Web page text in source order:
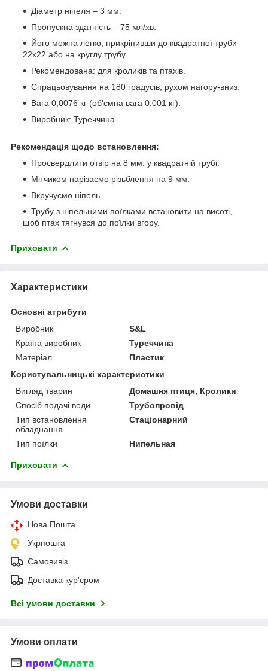
Діаметр ніпеля – 3 мм.
Пропускна здатність – 75 мл/хв.
Його можна легко, прикріпивши до квадратної труби
22х22 або на круглу трубу.
Рекомендована: для кроликів та птахів.
Спрацьовування на 180 градусів, рухом нагору-вниз.
Вага 0,0076 кг (об'ємна вага 0,001 кг).
Виробник: Туреччина.
Рекомендація щодо встановлення:
Просвердлити отвір на 8 мм. у квадратній трубі.
Мітчиком нарізаємо різьблення на 9 мм.
Вкручуємо ніпель.
Трубу з ніпельними поїлками встановити на висоті,
щоб птах тягнувся до поїлки вгору.
Приховати
Характеристики
Основні атрибути
Виробник
S&L
Країна виробник
Туреччина
Матеріал
Пластик
Користувальницькі характеристики
Вигляд тварин
Домашня птиця, Кролики
Спосіб подачі води
Трубопровід
Тип встановлення
обладнання
Стаціонарний
Тип поїлки Нипельная
Приховати
Умови доставки
Нова Пошта
Укрпошта
Самовивіз
Доставка кур'єром
Всі умови доставки
Умови оплати